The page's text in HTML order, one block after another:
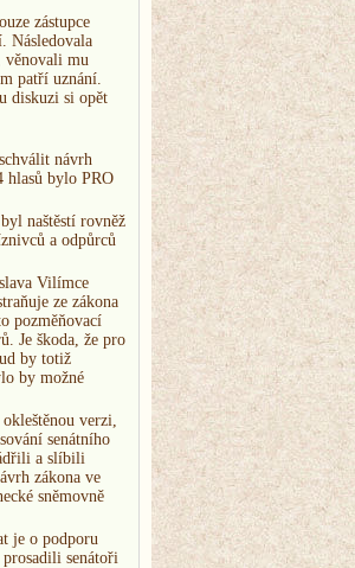
zástupce
Následovala
věnovali mu
patří uznání.
diskuzi si opět
návrh
hlasů bylo PRO
naštěstí rovněž
a odpůrců
Vilímce
ze zákona
pozměňovací
Je škoda, že pro
by totiž
by možné
verzi,
senátního
a slíbili
zákona ve
sněmovně
je o podporu
senátoři